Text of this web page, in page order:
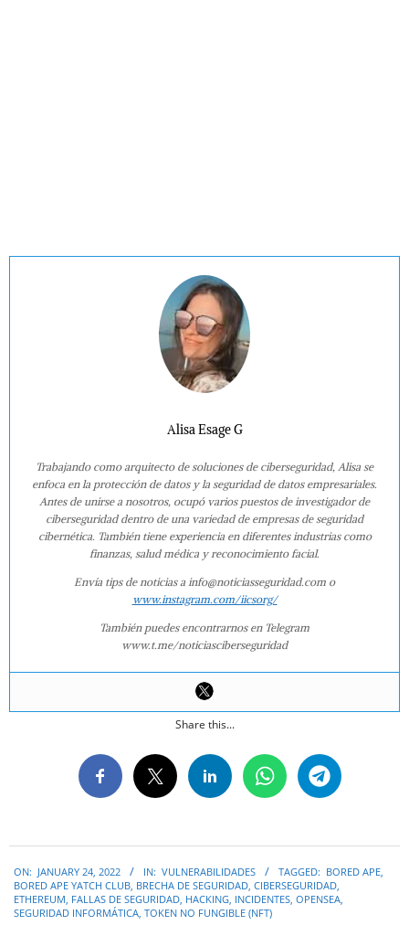
Alisa Esage G
Trabajando como arquitecto de soluciones de ciberseguridad, Alisa se
enfoca en la protección de datos y la seguridad de datos empresariales.
Antes de unirse a nosotros, ocupó varios puestos de investigador de
ciberseguridad dentro de una variedad de empresas de seguridad
cibernética. También tiene experiencia en diferentes industrias como
finanzas, salud médica y reconocimiento facial.
Envía tips de noticias a info@noticiasseguridad.com o
www.instagram.com/iicsorg/
También puedes encontrarnos en Telegram
www.t.me/noticiasciberseguridad
Share this...
01-
24
ON: JANUARY 24, 2022 IN: VULNERABILIDADES TAGGED: BORED APE
BORED APE YATCH CLUB BRECHA DE SEGURIDAD CIBERSEGURIDAD
ETHEREUM FALLAS DE SEGURIDAD HACKING INCIDENTES OPENSEA
SEGURIDAD INFORMÁTICA TOKEN NO FUNGIBLE (NFT)